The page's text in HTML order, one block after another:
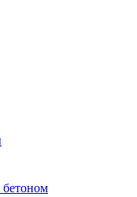
бетоном